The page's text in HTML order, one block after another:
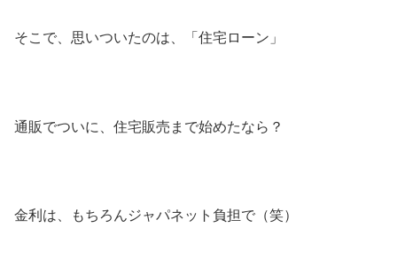
そこで、思いついたのは、「住宅ローン」
通販でついに、住宅販売まで始めたなら？
金利は、もちろんジャパネット負担で（笑）